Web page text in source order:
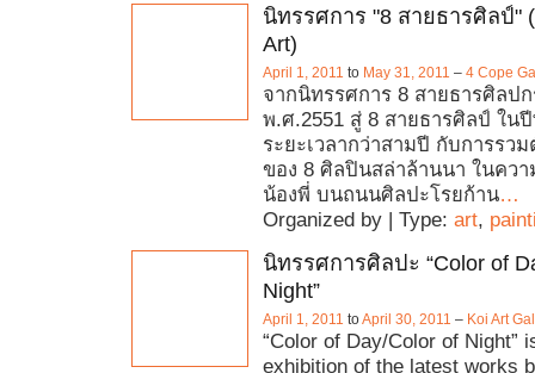
นิทรรศการ "8 สายธารศิลป์"
Art)
April 1, 2011 to May 31, 2011 – 4 Cope
จากนิทรรศการ 8 สายธารศิลป
พ.ศ.2551 สู่ 8 สายธารศิลป์ ใน
ระยะเวลากว่าสามปี กับการรว
ของ 8 ศิลปินสล่าล้านนา ในควา
น้องพี่ บนถนนศิลปะโรยก้าน…
Organized by | Type: art,
นิทรรศการศิลปะ “Color of
Night”
April 1, 2011 toApril 30, 2011 – Koi Art
“Color of Day/Color of Night”
exhibition of the latest works